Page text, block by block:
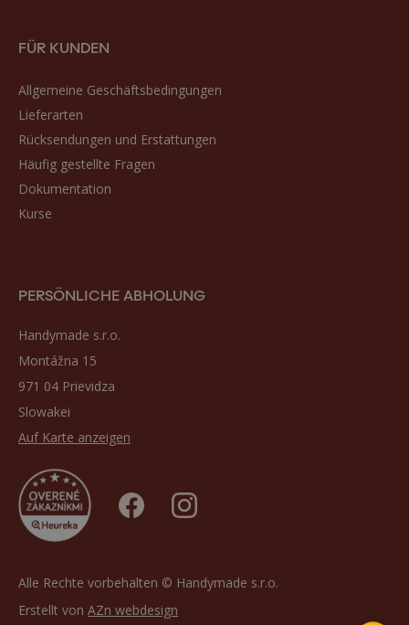
FÜR KUNDEN
Allgemeine Geschäftsbedingungen
Lieferarten
Rücksendungen und Erstattungen
Häufig gestellte Fragen
Dokumentation
Kurse
PERSÖNLICHE ABHOLUNG
Handymade s.r.o.
Montážna 15
971 04 Prievidza
Slowakei
Auf Karte anzeigen
Alle Rechte vorbehalten © Handymade s.r.o.
Erstellt von AZn webdesign